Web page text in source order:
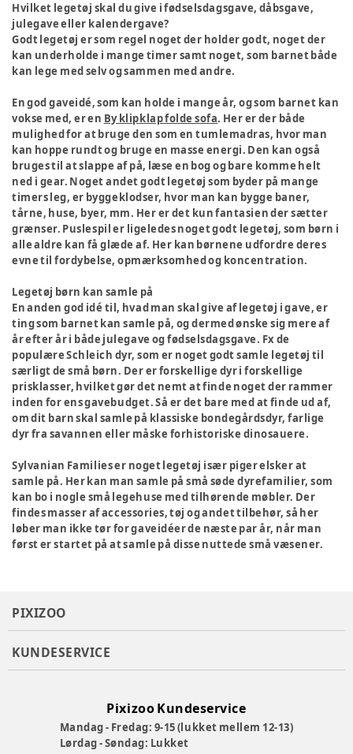
Hvilket legetøj skal du give i fødselsdagsgave, dåbsgave,
julegave eller kalendergave?
Godt legetøj er som regel noget der holder godt, noget der
kan underholde i mange timer samt noget, som barnet både
kan lege med selv og sammen med andre.
En god gaveidé, som kan holde i mange år, og som barnet kan
vokse med, er en By klipklap folde sofa. Her er der både
mulighed for at bruge den som en tumlemadras, hvor man
kan hoppe rundt og bruge en masse energi. Den kan også
bruges til at slappe af på, læse en bog og bare komme helt
ned i gear. Noget andet godt legetøj som byder på mange
timers leg, er byggeklodser, hvor man kan bygge baner,
tårne, huse, byer, mm. Her er det kun fantasien der sætter
grænser. Puslespil er ligeledes noget godt legetøj, som børn i
alle aldre kan få glæde af. Her kan børnene udfordre deres
evne til fordybelse, opmærksomhed og koncentration.
Legetøj børn kan samle på
En anden god idé til, hvad man skal give af legetøj i gave, er
ting som barnet kan samle på, og dermed ønske sig mere af
år efter år i både julegave og fødselsdagsgave. Fx de
populære Schleich dyr, som er noget godt samle legetøj til
særligt de små børn. Der er forskellige dyr i forskellige
prisklasser, hvilket gør det nemt at finde noget der rammer
inden for ens gavebudget. Så er det bare med at finde ud af,
om dit barn skal samle på klassiske bondegårdsdyr, farlige
dyr fra savannen eller måske forhistoriske dinosauere.
Sylvanian Families er noget legetøj især piger elsker at
samle på. Her kan man samle på små søde dyrefamilier, som
kan bo i nogle små legehuse med tilhørende møbler. Der
findes masser af accessories, tøj og andet tilbehør, så her
løber man ikke tør for gaveidéer de næste par år, når man
først er startet på at samle på disse nuttede små væsener.
PIXIZOO
KUNDESERVICE
Pixizoo Kundeservice
Mandag - Fredag: 9-15 (lukket mellem 12-13)
Lørdag - Søndag: Lukket